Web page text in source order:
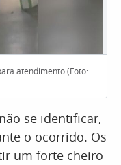
atendimento (Foto:
se identificar,
o ocorrido. Os
um forte cheiro